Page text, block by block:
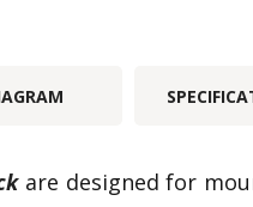
are designed for